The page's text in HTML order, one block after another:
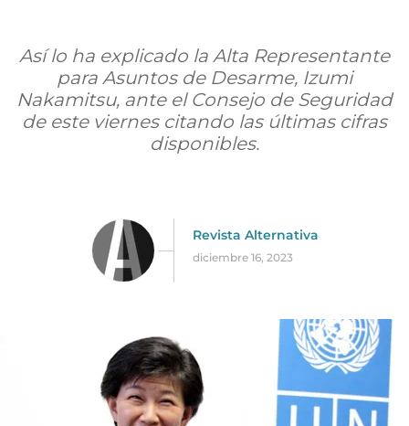
Así lo ha explicado la Alta Representante
para Asuntos de Desarme, Izumi
Nakamitsu, ante el Consejo de Seguridad
de este viernes citando las últimas cifras
disponibles.
Revista Alternativa
diciembre 16, 2023